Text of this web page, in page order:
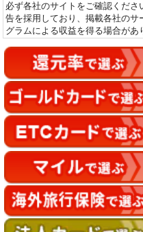
必ず各社のサイトをご確認くだ
告を採用しており、掲載各社の
グラムによる収益を得る場合があ